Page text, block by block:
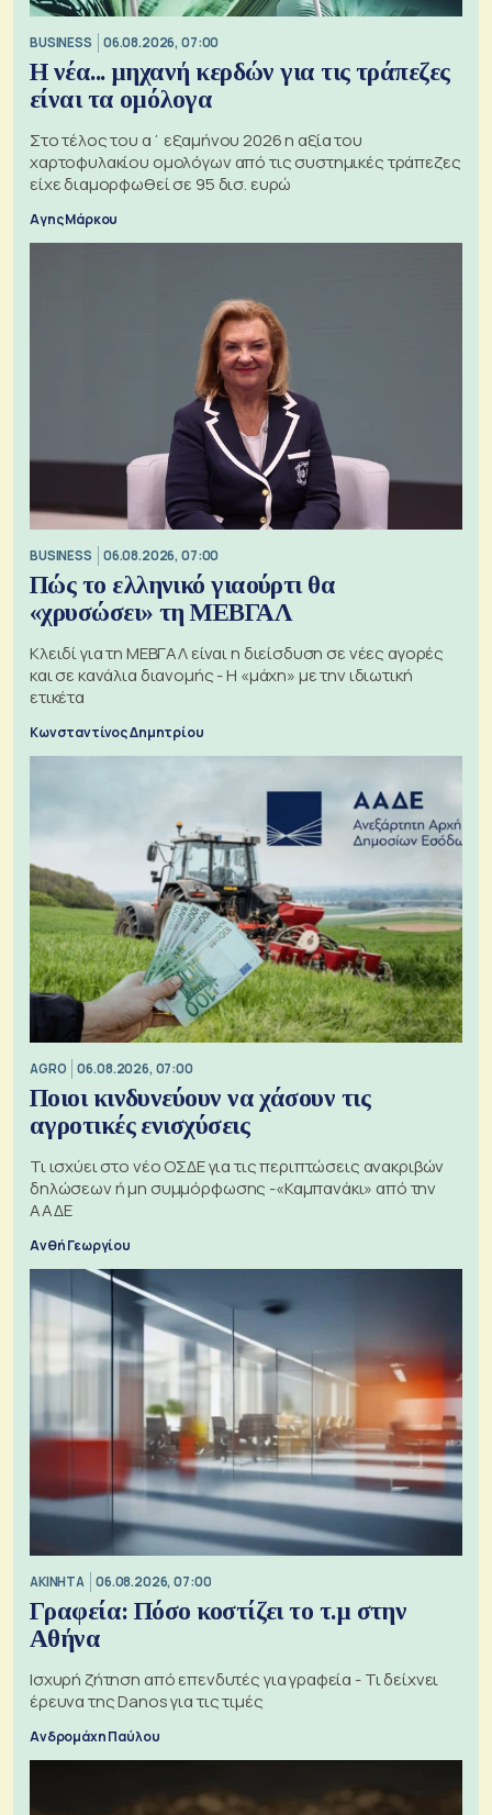
BUSINESS 06.08.2026, 07:00
Η νέα... μηχανή κερδών για τις τράπεζες
είναι τα ομόλογα
Στο τέλος του α΄ εξαμήνου 2026 η αξία του
χαρτοφυλακίου ομολόγων από τις συστημικές τράπεζες
είχε διαμορφωθεί σε 95 δισ. ευρώ
Αγης Μάρκου
BUSINESS 06.08.2026, 07:00
Πώς το ελληνικό γιαούρτι θα
«χρυσώσει» τη ΜΕΒΓΑΛ
Κλειδί για τη ΜΕΒΓΑΛ είναι η διείσδυση σε νέες αγορές
και σε κανάλια διανομής - Η «μάχη» με την ιδιωτική
ετικέτα
Κωνσταντίνος Δημητρίου
AGRO 06.08.2026, 07:00
Ποιοι κινδυνεύουν να χάσουν τις
αγροτικές ενισχύσεις
Τι ισχύει στο νέο ΟΣΔΕ για τις περιπτώσεις ανακριβών
δηλώσεων ή μη συμμόρφωσης -«Καμπανάκι» από την
ΑΑΔΕ
Ανθή Γεωργίου
ΑΚΙΝΗΤΑ 06.08.2026, 07:00
Γραφεία: Πόσο κοστίζει το τ.μ στην
Αθήνα
Ισχυρή ζήτηση από επενδυτές για γραφεία - Τι δείχνει
έρευνα της Danos για τις τιμές
Ανδρομάχη Παύλου